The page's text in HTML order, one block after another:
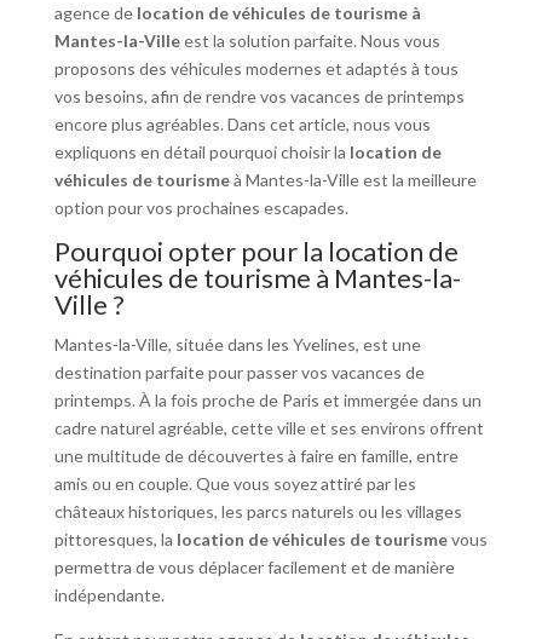
agence de location de véhicules de tourisme à
Mantes-la-Villeest la solution parfaite. Nous vous
proposons des véhicules modernes et adaptés à tous
vos besoins, afin de rendre vos vacances de printemps
encore plus agréables. Dans cet article, nous vous
expliquons en détail pourquoi choisir la location de
véhicules de tourismeà Mantes-la-Ville est la meilleure
option pour vos prochaines escapades.
Pourquoi opter pour la location de
véhicules de tourisme à Mantes-la-
Ville ?
Mantes-la-Ville, située dans les Yvelines, est une
destination parfaite pour passer vos vacances de
printemps. À la fois proche de Paris et immergée dans un
cadre naturel agréable, cette ville et ses environs offrent
une multitude de découvertes à faire en famille, entre
amis ou en couple. Que vous soyez attiré par les
châteaux historiques, les parcs naturels ou les villages
pittoresques, la location de véhicules de tourismevous
permettra de vous déplacer facilement et de manière
indépendante.